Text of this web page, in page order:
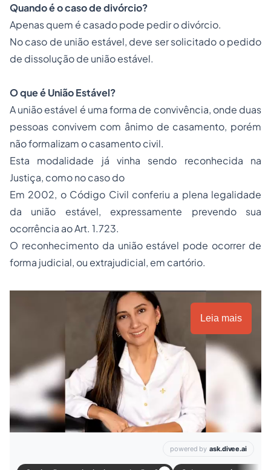
Quando é o caso de divórcio?
Apenas quem é casado pode pedir o divórcio.
No caso de união estável, deve ser solicitado o pedido
de dissolução de união estável.
O que é União Estável?
A união estável é uma forma de convivência, onde duas
pessoas convivem com ânimo de casamento, porém
não formalizam o casamento civil.
Esta modalidade já vinha sendo reconhecida na
Justiça, como no caso do
Em 2002, oCódigo Civil conferiu a plena legalidade
da união estável, expressamente prevendo sua
ocorrência ao Art. 1.723.
O reconhecimento da união estável pode ocorrer de
forma judicial, ou extrajudicial, em cartório.
Leia mais